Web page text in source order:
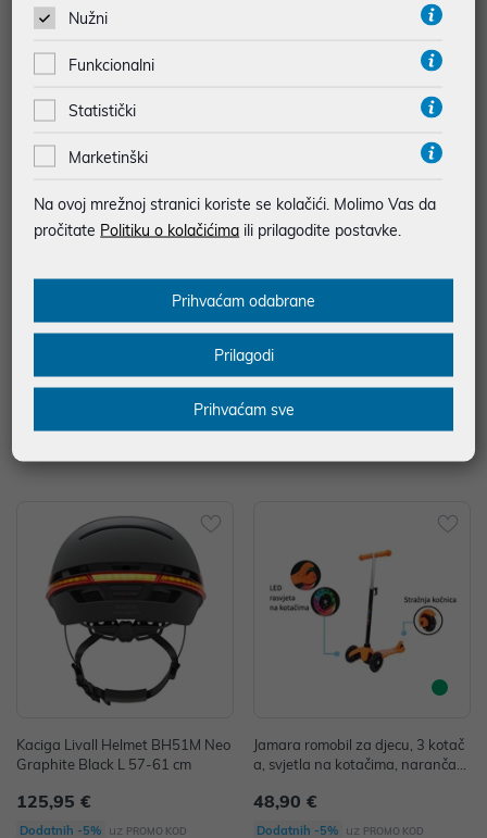
768,99 €
999,00 €
Električni romobil Xiaomi Electric
Scooter 4 Ultra
TORBA RFR TOP TUBE 14046
17,12 €
Kaciga Livall Helmet BH51M Neo
Graphite Black L 57-61 cm
125,95 €
Dodatnih -5% uz PROMO KOD
Jamara romobil za djecu, 3 kotač
a, svjetla na kotačima, narančast
48,90 €
Dodatnih -5% uz PROMO KOD
Nužni
Funkcionalni
Statistički
Marketinški
Na ovoj mrežnoj stranici koriste se kolačići. Molimo Vas da
pročitate Politiku o kolačićima ili prilagodite postavke.
Prihvaćam odabrane
Prilagodi
Prihvaćam sve